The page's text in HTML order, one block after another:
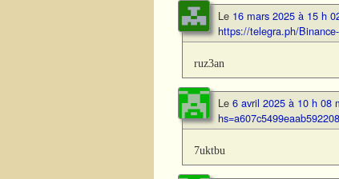
Le 16 mars 2025 à 15 h
https://telegra.ph/
ruz3an
Le 6 avril 2025 à 10 h 08
7uktbu